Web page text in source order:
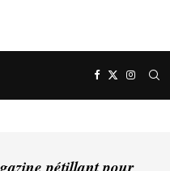
pétillant pour